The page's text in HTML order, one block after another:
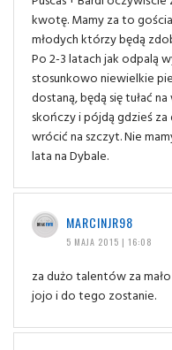
kwotę. Mamy za to
młodych którzy będą
Po 2-3 latach jak odpalą
stosunkowo niewielkie
dostaną, będą się tułać
skończy i pójdą gdzieś
wrócić na szczyt. Nie
lata na Dybale.
MARCINJR98
5 MAJA 2015 | 16:08
za dużo talentów za
jojo i do tego zostanie.